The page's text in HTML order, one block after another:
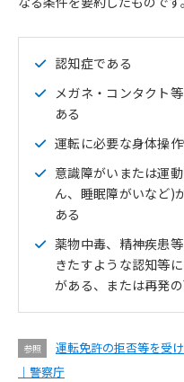
認知症である
メガネ・コンタクト
ある
運転に必要な身体操
意識障がいまたは運
ん、睡眠障がいなど)
ある
薬物中毒、精神疾患
きたすような認知等
がある、または再発
参照
運転免許の拒否等を受
｜警察庁